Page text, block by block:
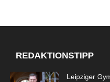
REDAKTIONSTIPP
Leipziger